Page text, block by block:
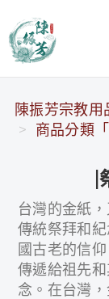
陳振芳宗教用
陳振芳宗教用
商品分類
|
台灣的金紙
傳統祭拜和
國古老的信
傳遞給祖先
念。在台灣